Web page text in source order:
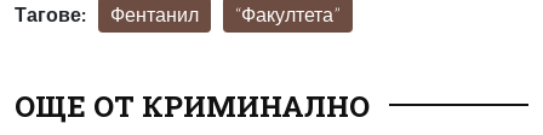
Тагове: Фентанил “Факултета”
ОЩЕ ОТ КРИМИНАЛНО